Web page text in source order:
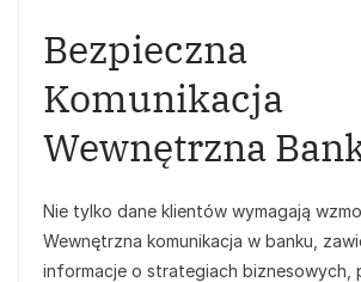
Bezpieczna
Komunikacja
Wewnętrzna
Nie tylko dane klientów wymagają
Wewnętrzna komunikacja w banku,
informacje o strategiach biznesowych,